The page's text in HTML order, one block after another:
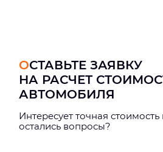
ОСТАВЬТЕ ЗАЯВКУ
НА РАСЧЕТ
АВТОМОБИЛЯ
Интерeсует точная
остались вопросы?